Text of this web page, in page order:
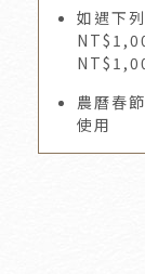
如遇下
農曆春
使用